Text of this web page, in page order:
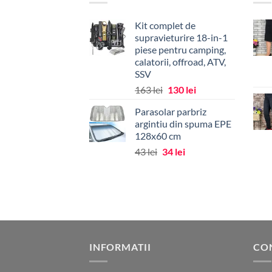
Kit complet de
supravieturire 18-in-1
piese pentru camping,
calatorii, offroad, ATV,
SSV
163lei Prețul
a
fost:
163 lei.
130 leiPrețul
este:
130 lei.
Parasolar parbriz
argintiu din spuma EPE
128x60 cm
43lei Prețul
34 leiPrețul
INFORMATII